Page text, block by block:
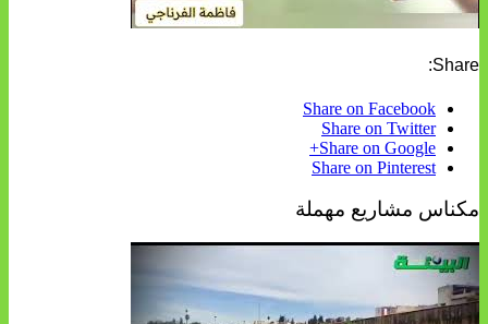
Share:
Share on Facebook
Share on Twitter
Share on Google+
Share on Pinterest
مكناس مشاريع مهملة